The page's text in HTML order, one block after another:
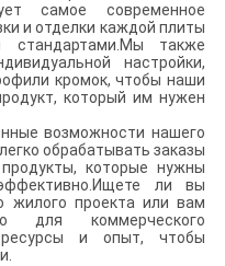
самое современное
и отделки каждой плиты
стандартами.Мы также
настройки,
кромок, чтобы наши
который им нужен
возможности нашего
обрабатывать заказы
которые нужны
ли вы
жилого проекта или вам
для коммерческого
и опыт, чтобы